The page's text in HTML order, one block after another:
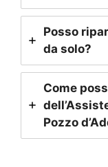
Posso
da solo?
Come
Pozzo